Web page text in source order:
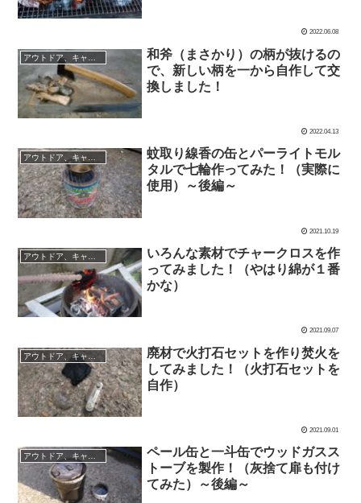
2022.06.08
和斧（まさかり）の柄が抜けるの
で、新しい柄を一から自作して交
換しました！
2022.04.13
蚊取り線香の缶とパーライトモル
タルで七輪作ってみた！（実際に
使用）～後編～
2021.10.19
アウトドア、キャンプグッズなど
いろんな素材でチャークロスを作
ってみました！（やはり綿が１番
かな）
2021.09.07
廃材で火打石セットを作り焚火を
してみました！（火打石セットを
自作）
2021.09.01
ペール缶と一斗缶でウッドガスス
トーブを製作！（灰捨て扉も付け
てみた）～後編～